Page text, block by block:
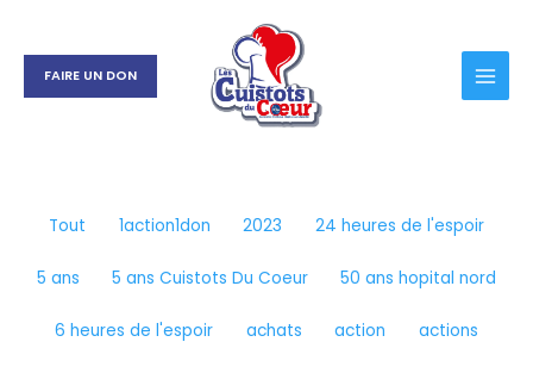
contenu
FAIRE UN DON
publications
Tout 1action1don 2023 24 heures de l'espoir
5 ans 5 ans Cuistots Du Coeur 50 ans hopital nord
6 heures de l'espoir achats action actions